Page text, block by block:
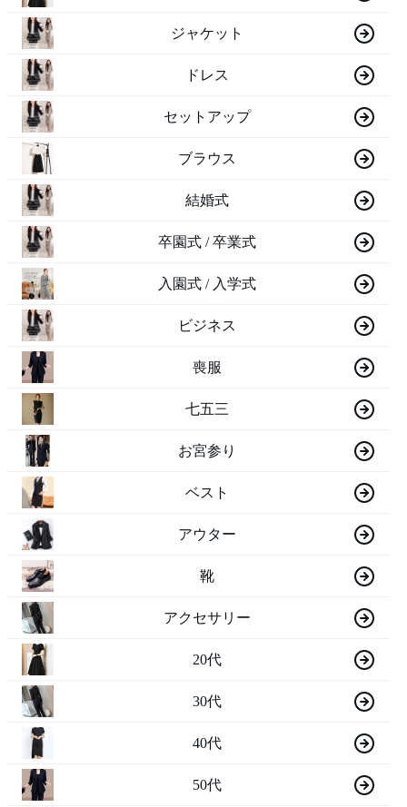
ジャケット
ドレス
セットアップ
ブラウス
結婚式
卒園式 / 卒業式
入園式 / 入学式
ビジネス
喪服
七五三
お宮参り
ベスト
アウター
靴
アクセサリー
20代
30代
40代
50代